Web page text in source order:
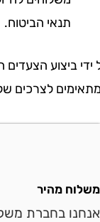
תנאי הביטוח.
הצעדים
לצרכים שלכם
מהיר
בחברת משלוח